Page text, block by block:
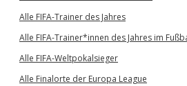
Alle FIFA-Trainer des Jahres
Alle FIFA-Trainer*innen des Jahres im
Alle FIFA-Weltpokalsieger
Alle Finalorte der Europa League